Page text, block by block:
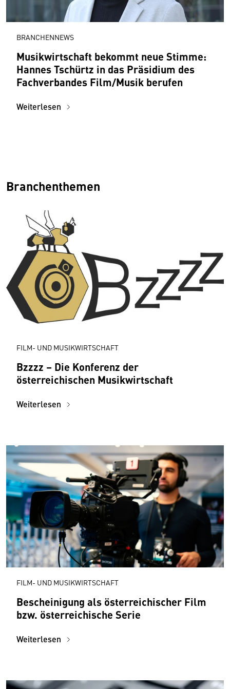
BRANCHENNEWS
Musikwirtschaft bekommt neue Stimme:
Hannes Tschürtz in das Präsidium des
Fachverbandes Film/Musik berufen
Weiterlesen
Branchenthemen
FILM- UND MUSIKWIRTSCHAFT
Bzzzz – Die Konferenz der
österreichischen Musikwirtschaft
Weiterlesen
FILM- UND MUSIKWIRTSCHAFT
Bescheinigung als österreichischer Film
bzw. österreichische Serie
Weiterlesen